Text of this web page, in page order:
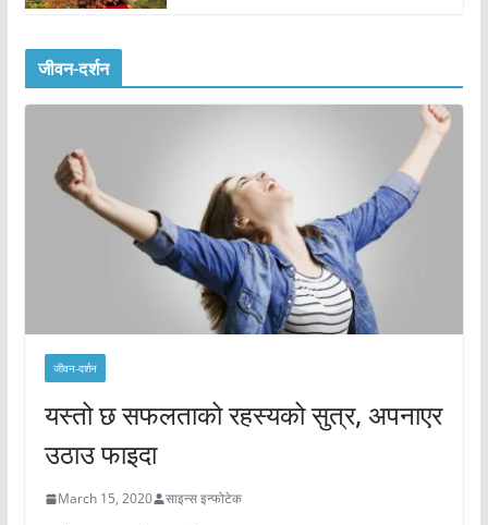
जीवन-दर्शन
जीवन-दर्शन
यस्तो छ सफलताको रहस्यको सुत्र, अपनाएर
उठाउ फाइदा
March 15, 2020 साइन्स इन्फोटेक